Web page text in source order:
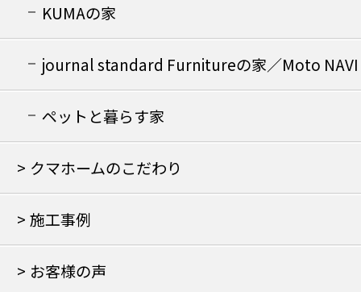
KUMAの家
journal standard Furnitureの家／Moto NAVI
の家
ペットと暮らす家
クマホームのこだわり
施工事例
お客様の声